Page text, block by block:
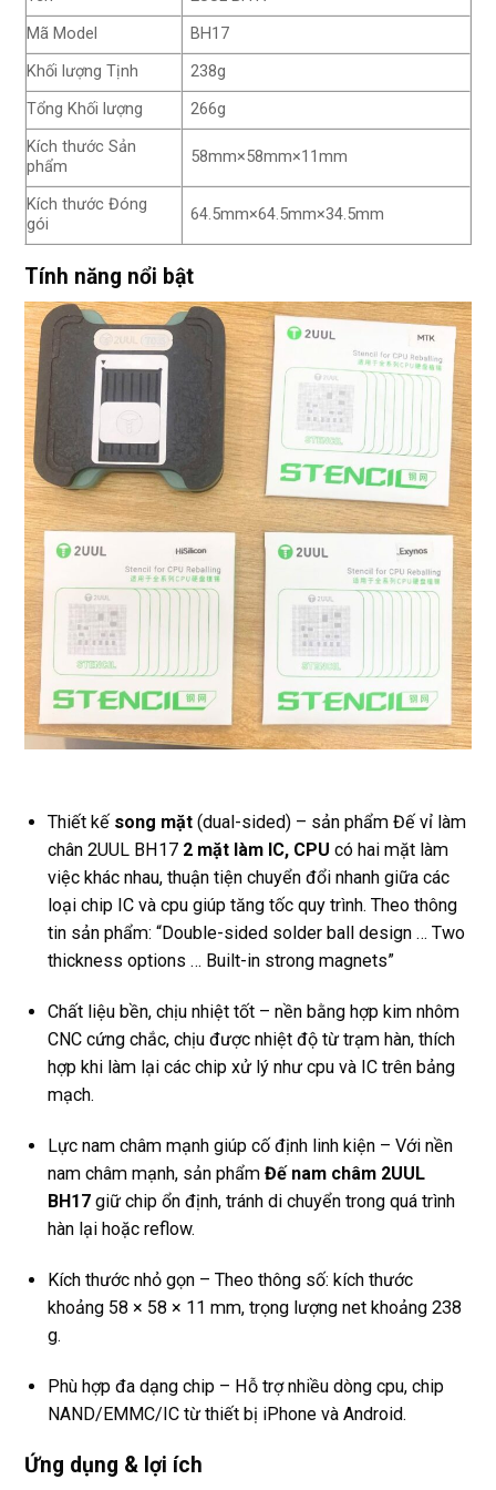
Mã Model
BH17
Khối lượng Tịnh
238g
Tổng Khối lượng
266g
Kích thước Sản
phẩm
58mm×58mm×11mm
Kích thước Đóng
gói
64.5mm×64.5mm×34.5mm
Tính năng nổi bật
Thiết kế song mặt (dual-sided) – sản phẩm Đế vỉ làm
chân 2UUL BH17 2 mặt làm IC, CPU có hai mặt làm
việc khác nhau, thuận tiện chuyển đổi nhanh giữa các
loại chip IC và cpu giúp tăng tốc quy trình. Theo thông
tin sản phẩm: “Double-sided solder ball design … Two
thickness options … Built-in strong magnets”
Chất liệu bền, chịu nhiệt tốt – nền bằng hợp kim nhôm
CNC cứng chắc, chịu được nhiệt độ từ trạm hàn, thích
hợp khi làm lại các chip xử lý như cpu và IC trên bảng
mạch.
Lực nam châm mạnh giúp cố định linh kiện – Với nền
nam châm mạnh, sản phẩm Đế nam châm 2UUL
BH17 giữ chip ổn định, tránh di chuyển trong quá trình
hàn lại hoặc reflow.
Kích thước nhỏ gọn – Theo thông số: kích thước
khoảng 58 × 58 × 11 mm, trọng lượng net khoảng 238
g.
Phù hợp đa dạng chip – Hỗ trợ nhiều dòng cpu, chip
NAND/EMMC/IC từ thiết bị iPhone và Android.
Ứng dụng & lợi ích